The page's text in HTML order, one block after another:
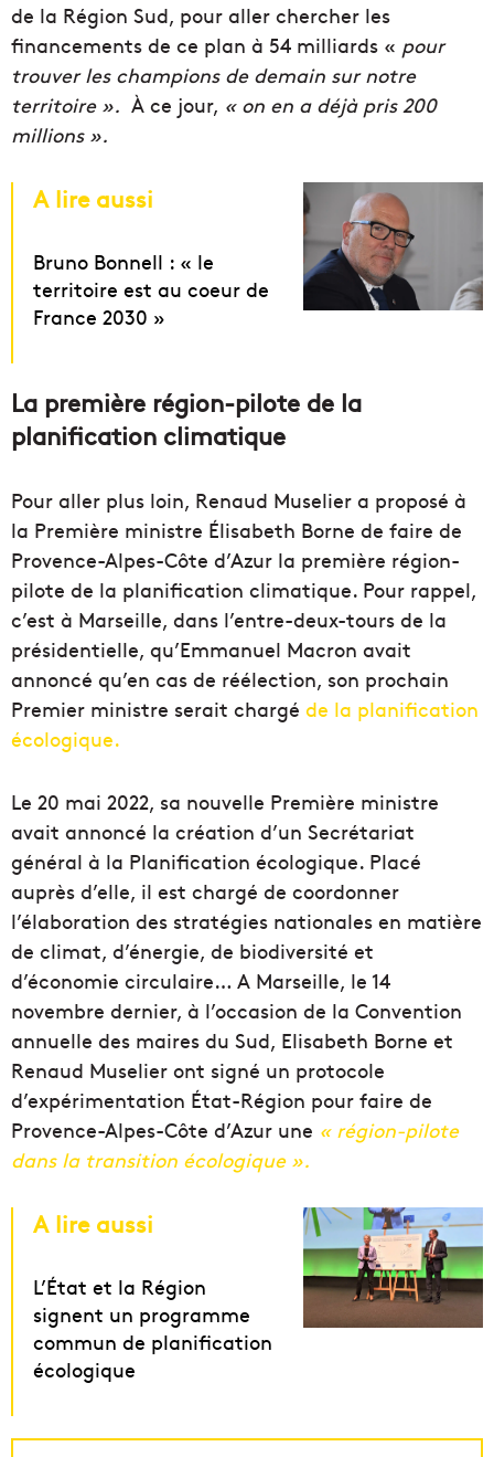
de la Région Sud, pour aller chercher les
financements de ce plan à 54 milliards « pour
trouver les champions de demain sur notre
territoire ». À ce jour, « on en a déjà pris 200
millions ».
A lire aussi
Bruno Bonnell : « le
territoire est au coeur de
France 2030 »
La première région-pilote de la
planification climatique
Pour aller plus loin, Renaud Muselier a proposé à
la Première ministre Élisabeth Borne de faire de
Provence-Alpes-Côte d’Azur la première région-
pilote de la planification climatique. Pour rappel,
c’est à Marseille, dans l’entre-deux-tours de la
présidentielle, qu’Emmanuel Macron avait
annoncé qu’en cas de réélection, son prochain
Premier ministre serait chargé de la planification
écologique.
Le 20 mai 2022, sa nouvelle Première ministre
avait annoncé la création d’un Secrétariat
général à la Planification écologique. Placé
auprès d’elle, il est chargé de coordonner
l’élaboration des stratégies nationales en matière
de climat, d’énergie, de biodiversité et
d’économie circulaire… A Marseille, le 14
novembre dernier, à l’occasion de la Convention
annuelle des maires du Sud, Elisabeth Borne et
Renaud Muselier ont signé un protocole
d’expérimentation État-Région pour faire de
Provence-Alpes-Côte d’Azur une « région-pilote
dans la transition écologique ».
A lire aussi
L’État et la Région
signent un programme
commun de planification
écologique